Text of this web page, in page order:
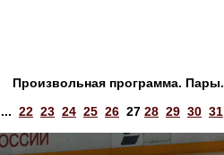
Произвольная программа. Пары.
... 22 23 24 25 26 27 28 29 30 31